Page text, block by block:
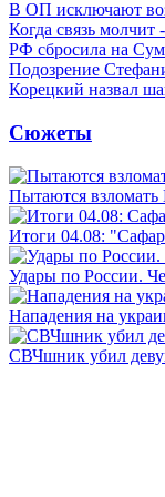
В ОП исключают
Когда связь
РФ сбросила на
Подозрение
Корецкий назвал
Сюжеты
Пытаются взломать
Итоги 04.08:
Удары по России.
Нападения на
СВЧшник убил